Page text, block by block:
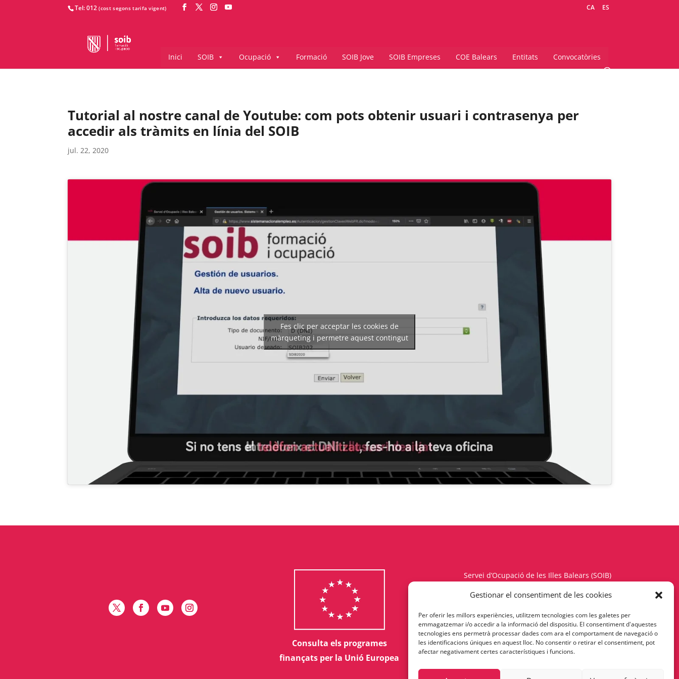
Gestionar el consentiment de les cookies
Per oferir les millors experiències, utilitzem tecnologies com les galetes per
emmagatzemar i/o accedir a la informació del dispositiu. El consentiment d'aquestes
tecnologies ens permetrà processar dades com ara el comportament de navegació o
les identificacions úniques en aquest lloc. No consentir o retirar el consentiment, pot
afectar negativament certes característiques i funcions.
Tel: 012 CA ES
Inici SOIB Ocupació Formació SOIB Jove SOIB Empreses COE Balears Entitats Convocatòries
Tutorial al nostre canal de Youtube: com pots obtenir usuari i contrasenya per
accedir als tràmits en línia del SOIB
jul. 22, 2020
Fes clic per acceptar les cookies de
màrqueting i permetre aquest contingut
Consulta els programes
finançats per la Unió Europea
Servei d’Ocupació de les Illes Balears (SOIB)
Carrer del Gremi d’Hortolans, 11, 1a planta
Telèfon 971177900 – Fax 971176342
Política de Privacitat